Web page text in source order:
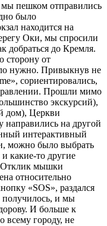
пешком отправились
было
находится на
Оки, мы спросили
добраться до Кремля.
сторону от
нужно. Привыкнув не
me», сориентировались,
Прошли мимо
экскурсий),
дом), Церкви
на другой
интерактивный
можно было выбрать
какие-то другие
мышки
относительно
«SOS», раздался
получилось, и мы
И больше к
всему городу, не